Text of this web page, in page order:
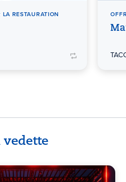
LA RESTAURATION
vedette